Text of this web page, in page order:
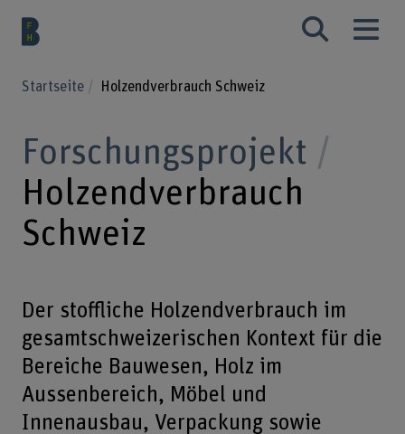
Startseite Holzendverbrauch Schweiz
Forschungsprojekt
Holzendverbrauch
Schweiz
Der stoffliche Holzendverbrauch im
gesamtschweizerischen Kontext für die
Bereiche Bauwesen, Holz im
Aussenbereich, Möbel und
Innenausbau, Verpackung sowie